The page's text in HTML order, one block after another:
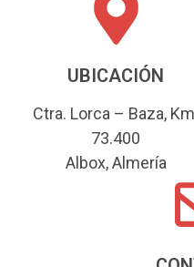
UBICACIÓN
Ctra. Lorca – Baza,
73.400
Albox, Almería